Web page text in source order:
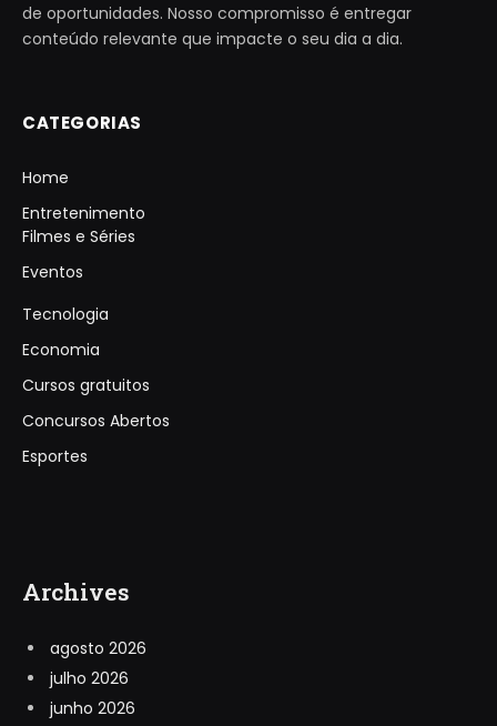
de oportunidades. Nosso compromisso é entregar
conteúdo relevante que impacte o seu dia a dia.
CATEGORIAS
Home
Entretenimento
Filmes e Séries
Eventos
Tecnologia
Economia
Cursos gratuitos
Concursos Abertos
Esportes
Archives
agosto 2026
julho 2026
junho 2026